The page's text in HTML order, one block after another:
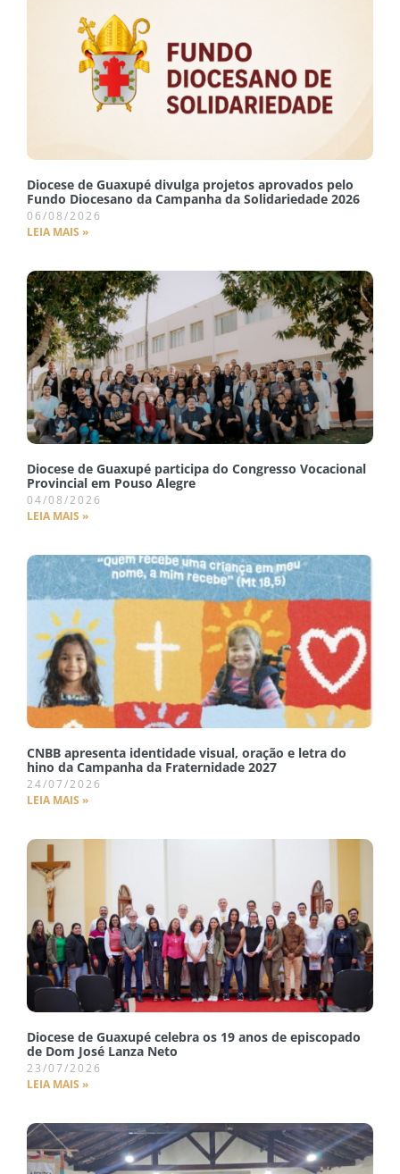
Diocese de Guaxupé divulga projetos aprovados pelo
Fundo Diocesano da Campanha da Solidariedade 2026
06/08/2026
LEIA MAIS »
Diocese de Guaxupé participa do Congresso Vocacional
Provincial em Pouso Alegre
04/08/2026
LEIA MAIS »
CNBB apresenta identidade visual, oração e letra do
hino da Campanha da Fraternidade 2027
24/07/2026
LEIA MAIS »
Diocese de Guaxupé celebra os 19 anos de episcopado
de Dom José Lanza Neto
23/07/2026
LEIA MAIS »